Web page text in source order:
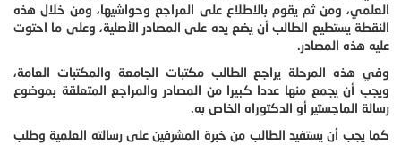
العلمي، ومن ثم يقوم بالاطلاع على المراجع وحواشيها، ومن خلال هذه
النقطة يستطيع الطالب أن يضع يده على المصادر الأصلية، وعلى ما احتوت
عليه هذه المصادر.
وفي هذه المرحلة يراجع الطالب مكتبات الجامعة والمكتبات العامة،
ويجب أن يجمع منها عددا كبيرا من المصادر والمراجع المتعلقة بموضوع
رسالة الماجستير أو الدكتوراه الخاص به.
كما يجب أن يستفيد الطالب من خبرة المشرفين على رسالته العلمية وطلب